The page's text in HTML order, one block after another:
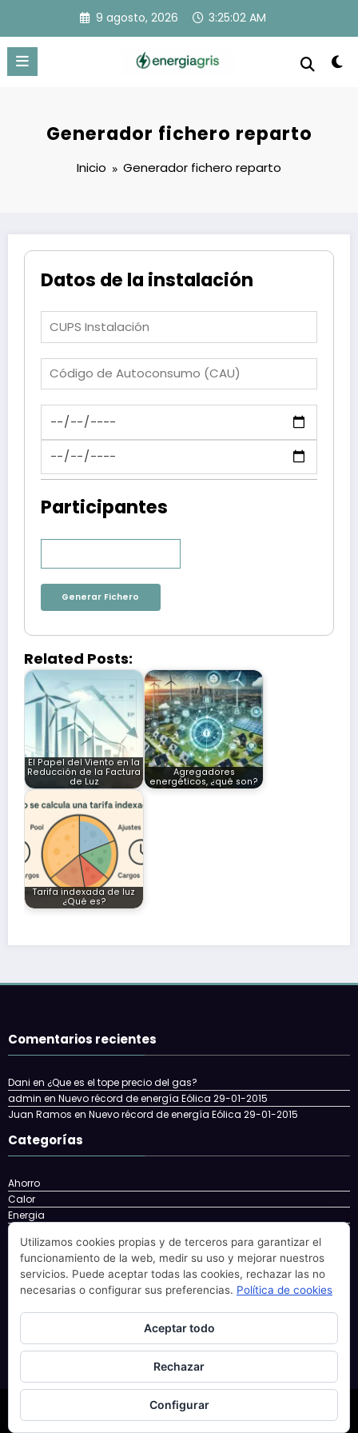
contenido
9 agosto, 2026 3:25:02 AM
Generador fichero reparto
Inicio Generador fichero reparto
Datos de la instalación
Participantes
Generar Fichero
Related Posts:
El Papel del Viento en la
Reducción de la Factura
de Luz
Agregadores
energéticos, ¿qué son?
Tarifa indexada de luz
¿Qué es?
Comentarios recientes
Dani en ¿Que es el tope precio del gas?
admin en Nuevo récord de energía Eólica 29-01-2015
Juan Ramos en Nuevo récord de energía Eólica 29-01-2015
Categorías
Ahorro
Calor
Energia
Energía
energy
Eolica
Factura
Gas
gatgets
Solar
Newscrunch - Revista y blogWordPressTema 2026 | Funciona con
SpiceThemes
Utilizamos cookies propias y de terceros para garantizar el
funcionamiento de la web, medir su uso y mejorar nuestros
servicios. Puede aceptar todas las cookies, rechazar las no
necesarias o configurar sus preferencias. Política de cookies
Aceptar todo
Rechazar
Configurar